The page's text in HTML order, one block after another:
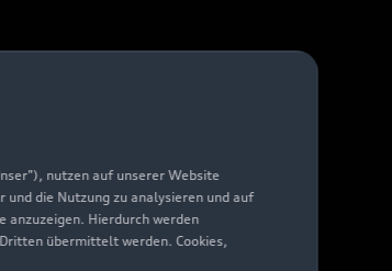
nutzen auf unserer Website
und die Nutzung zu analysieren und auf
anzuzeigen. Hierdurch werden
übermittelt werden. Cookies,